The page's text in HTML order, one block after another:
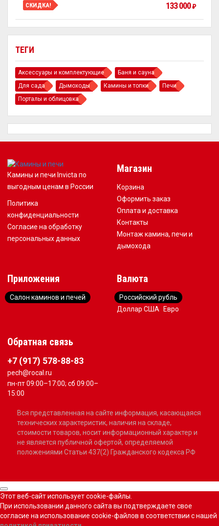
ТЕГИ
Аксессуары и комплектующие
Баня и сауна
Для сада
Дымоходы Камины и топки
Печи
Порталы и облицовка
СКИДКА! 133 000₽
Камины и печи Invicta по
выгодным ценам в России
Политика
конфиденциальности
Согласие на обработку
персональных данных
Магазин
Корзина
Оформить заказ
Оплата и доставка
Контакты
Монтаж камина, печи и
дымохода
Приложения
Салон каминов и печей
Валюта
Российский рубль
Доллар США
Евро
Обратная связь
+7 (917) 578-88-83
pech@rocal.ru
пн-пт 09:00–17:00; сб 09:00–
15:00
Вся представленная на сайте информация, касающаяся
технических характеристик, наличия на складе,
стоимости товаров, носит информационный характер и
не является публичной офертой, определяемой
положениями Статьи 437(2) Гражданского кодекса РФ
Этот веб-сайт использует cookie-файлы.
При использовании данного сайта вы подтверждаете свое
согласие на использование cookie-файлов в соответствии с нашей